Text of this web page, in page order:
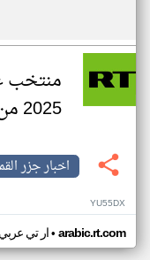
منتخب
2025 من دور المجموعات
اخبار جزر
YU55DX
ار تي عربي• arabic.rt.com